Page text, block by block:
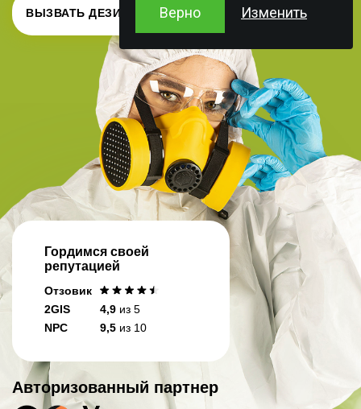
Верно Изменить
ВЫЗВАТЬ ДЕЗИНФЕКТОРА
Гордимся своей
репутацией
Отзовик
2GIS
4,9 из 5
NPC
9,5 из 10
Авторизованный партнер